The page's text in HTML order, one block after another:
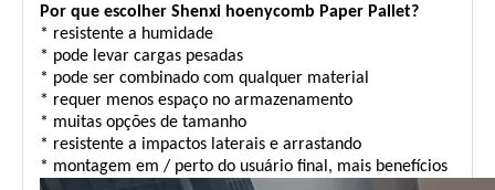
Por que escolher Shenxi hoenycomb Paper Pallet?
* resistente a humidade
* pode levar cargas pesadas
* pode ser combinado com qualquer material
* requer menos espaço no armazenamento
* muitas opções de tamanho
* resistente a impactos laterais e arrastando
* montagem em / perto do usuário final, mais benefícios